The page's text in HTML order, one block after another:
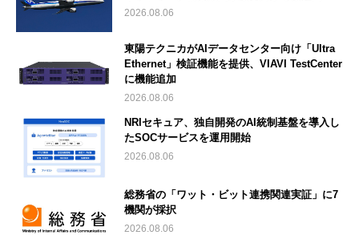
2026.08.06
東陽テクニカがAIデータセンター向け「Ultra
Ethernet」検証機能を提供、VIAVI TestCenter
に機能追加
2026.08.06
NRIセキュア、独自開発のAI統制基盤を導入し
たSOCサービスを運用開始
2026.08.06
総務省の「ワット・ビット連携関連実証」に7
機関が採択
2026.08.06